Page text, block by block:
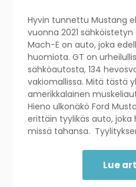
Hyvin tunnettu Mustang
vuonna 2021
Mach-E on auto, joka
huomiota. GT on
sähköautosta, 134
vakiomallissa. Mitä tästä
amerikkalainen
Hieno ulkonäkö Ford
erittäin tyylikäs auto,
missä tahansa.
Lue